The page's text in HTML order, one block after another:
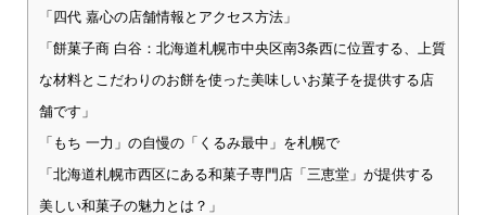
「四代 嘉心の店舗情報とアクセス方法」
「餅菓子商 白谷：北海道札幌市中央区南3条西に位置する、上質
な材料とこだわりのお餅を使った美味しいお菓子を提供する店
舗です」
「もち 一力」の自慢の「くるみ最中」を札幌で
「北海道札幌市西区にある和菓子専門店「三恵堂」が提供する
美しい和菓子の魅力とは？」